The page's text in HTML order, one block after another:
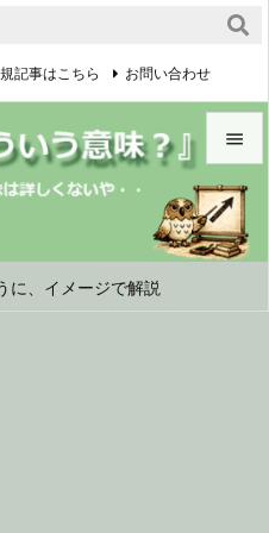
に、イメージで解説


メニュ


記事はこちら お問い合わせ